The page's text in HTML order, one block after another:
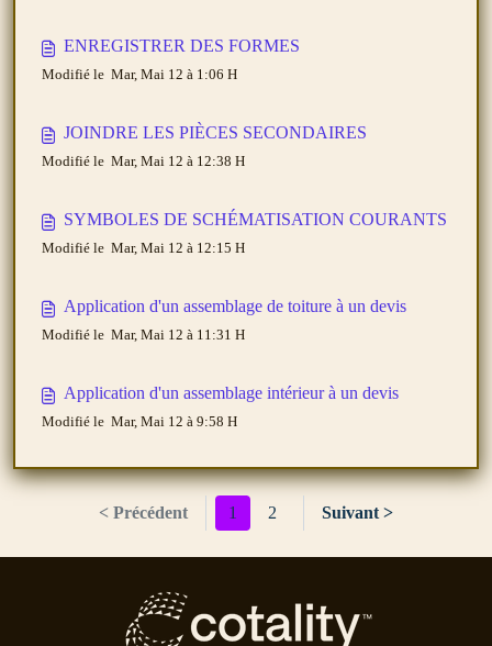
ENREGISTRER DES FORMES
Modifié le Mar, Mai 12 à 1:06 H
JOINDRE LES PIÈCES SECONDAIRES
Modifié le Mar, Mai 12 à 12:38 H
SYMBOLES DE SCHÉMATISATION COURANTS
Modifié le Mar, Mai 12 à 12:15 H
Application d'un assemblage de toiture à un devis
Modifié le Mar, Mai 12 à 11:31 H
Application d'un assemblage intérieur à un devis
Modifié le Mar, Mai 12 à 9:58 H
< Précédent 1 2 Suivant >